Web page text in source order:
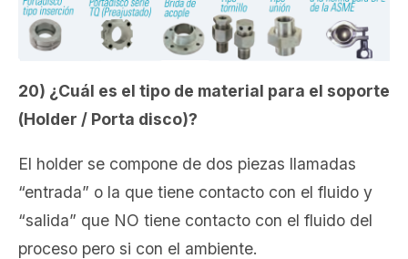
20) ¿Cuál es el tipo de material para el soporte
(Holder / Porta disco)?
El holder se compone de dos piezas llamadas
“entrada” o la que tiene contacto con el fluido y
“salida” que NO tiene contacto con el fluido del
proceso pero si con el ambiente.